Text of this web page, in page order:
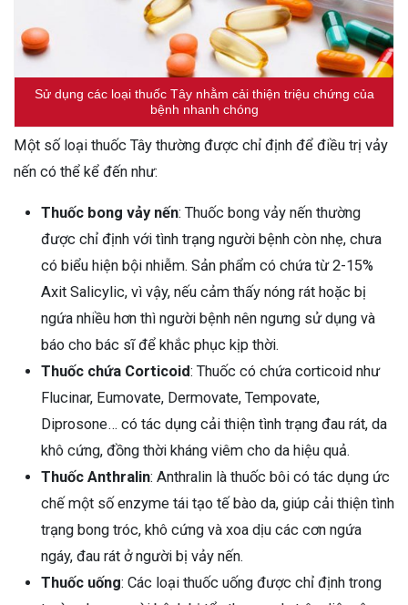
Sử dụng các loại thuốc Tây nhằm cải thiện triệu chứng của
bệnh nhanh chóng
Một số loại thuốc Tây thường được chỉ định để điều trị vảy
nến có thể kể đến như:
Thuốc bong vảy nến: Thuốc bong vảy nến thường
được chỉ định với tình trạng người bệnh còn nhẹ, chưa
có biểu hiện bội nhiễm. Sản phẩm có chứa từ 2-15%
Axit Salicylic, vì vậy, nếu cảm thấy nóng rát hoặc bị
ngứa nhiều hơn thì người bệnh nên ngưng sử dụng và
báo cho bác sĩ để khắc phục kịp thời.
Thuốc chứa Corticoid: Thuốc có chứa corticoid như
Flucinar, Eumovate, Dermovate, Tempovate,
Diprosone… có tác dụng cải thiện tình trạng đau rát, da
khô cứng, đồng thời kháng viêm cho da hiệu quả.
Thuốc Anthralin: Anthralin là thuốc bôi có tác dụng ức
chế một số enzyme tái tạo tế bào da, giúp cải thiện tình
trạng bong tróc, khô cứng và xoa dịu các cơn ngứa
ngáy, đau rát ở người bị vảy nến.
Thuốc uống: Các loại thuốc uống được chỉ định trong